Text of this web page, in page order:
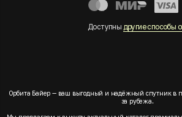
Доступны другие способы
Орбита Байер — ваш выгодный и надёжный спутник в
за рубежа.